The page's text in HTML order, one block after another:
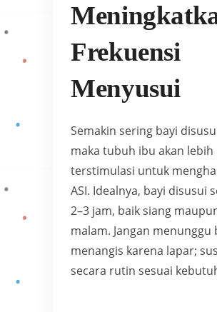
Frekuensi
Menyusui
Semakin sering bayi
maka tubuh ibu akan lebih
terstimulasi untuk
ASI. Idealnya, bayi disusui
2–3 jam, baik siang
malam. Jangan menunggu
menangis karena lapar;
secara rutin sesuai